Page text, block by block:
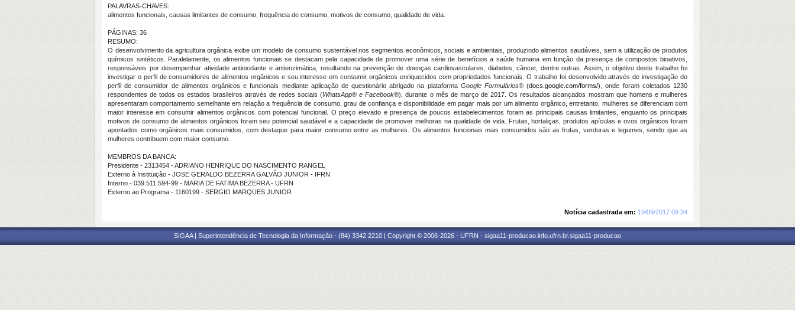
PALAVRAS-CHAVES:
alimentos funcionais, causas limitantes de consumo, frequência de consumo, motivos de consumo, qualidade de vida.
PÁGINAS: 36
RESUMO:
O desenvolvimento da agricultura orgânica exibe um modelo de consumo sustentável nos segmentos econômicos, sociais e ambientais, produzindo alimentos saudáveis, sem a utilização de produtos
químicos sintéticos. Paralelamente, os alimentos funcionais se destacam pela capacidade de promover uma série de benefícios a saúde humana em função da presença de compostos bioativos,
responsáveis por desempenhar atividade antioxidante e antienzimática, resultando na prevenção de doenças cardiovasculares, diabetes, câncer, dentre outras. Assim, o objetivo deste trabalho foi
investigar o perfil de consumidores de alimentos orgânicos e seu interesse em consumir orgânicos enriquecidos com propriedades funcionais. O trabalho foi desenvolvido através de investigação do
perfil de consumidor de alimentos orgânicos e funcionais mediante aplicação de questionário abrigado na plataforma Google Formulários® (docs.google.com/forms/), onde foram coletados 1230
respondentes de todos os estados brasileiros através de redes sociais (WhatsApp® e Facebook®), durante o mês de março de 2017. Os resultados alcançados mostram que homens e mulheres
apresentaram comportamento semelhante em relação a frequência de consumo, grau de confiança e disponibilidade em pagar mais por um alimento orgânico, entretanto, mulheres se diferenciam com
maior interesse em consumir alimentos orgânicos com potencial funcional. O preço elevado e presença de poucos estabelecimentos foram as principais causas limitantes, enquanto os principais
motivos de consumo de alimentos orgânicos foram seu potencial saudável e a capacidade de promover melhoras na qualidade de vida. Frutas, hortaliças, produtos apículas e ovos orgânicos foram
apontados como orgânicos mais consumidos, com destaque para maior consumo entre as mulheres. Os alimentos funcionais mais consumidos são as frutas, verduras e legumes, sendo que as
mulheres contribuem com maior consumo.
MEMBROS DA BANCA:
Presidente - 2313454 - ADRIANO HENRIQUE DO NASCIMENTO RANGEL
Externo à Instituição - JOSE GERALDO BEZERRA GALVÃO JUNIOR - IFRN
Interno - 039.511.594-99 - MARIA DE FATIMA BEZERRA - UFRN
Externo ao Programa - 1160199 - SERGIO MARQUES JUNIOR
Notícia cadastrada em: 19/09/2017 09:34
SIGAA | Superintendência de Tecnologia da Informação - (84) 3342 2210 | Copyright © 2006-2026 - UFRN - sigaa11-producao.info.ufrn.br.sigaa11-producao